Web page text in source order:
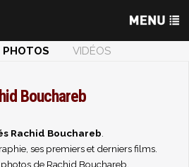
PHOTOS
VIDÉOS
Bouchareb
Rachid Bouchareb
ses premiers et derniers films.
de Rachid Bouchareb.